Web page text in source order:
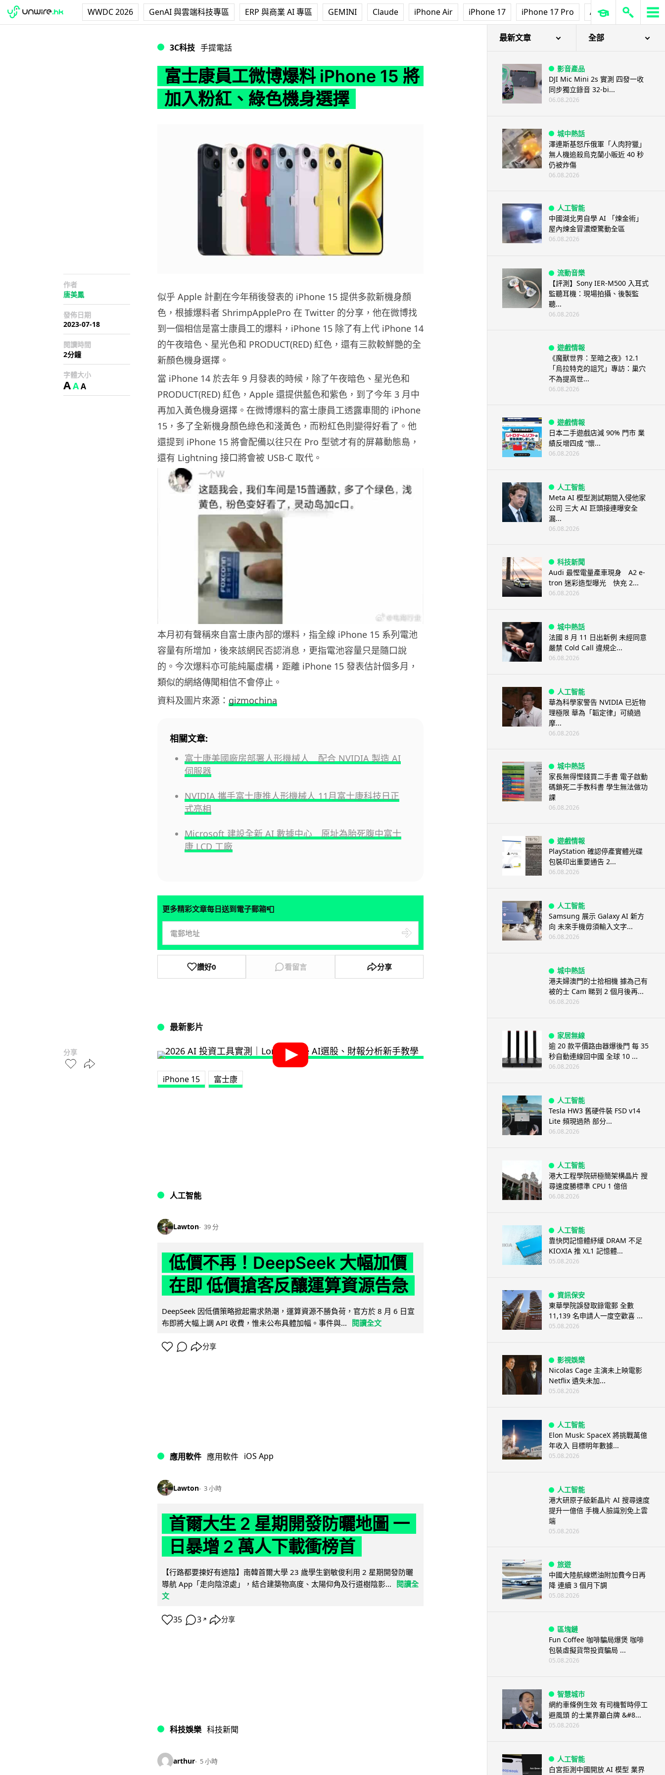
WWDC 2026 GenAI 與雲端科技專區 ERP 與商業 AI 專區 GEMINI Claude iPhone Air iPhone 17 iPhone 17 Pro AirPods Pro 3
3C科技 手提電話
富士康員工微博爆料 iPhone 15 將
加入粉紅、綠色機身選擇
作者
唐美鳳
發佈日期
2023-07-18
閱讀時間
2分鐘
字體大小
AAA
分享
似乎 Apple 計劃在今年稍後發表的 iPhone 15 提供多款新機身顏
色，根據爆料者 ShrimpApplePro 在 Twitter 的分享，他在微博找
到一個相信是富士康員工的爆料，iPhone 15 除了有上代 iPhone 14
的午夜暗色、星光色和 PRODUCT(RED) 紅色，還有三款較鮮艷的全
新顏色機身選擇。
當 iPhone 14 於去年 9 月發表的時候，除了午夜暗色、星光色和
PRODUCT(RED) 紅色，Apple 還提供藍色和紫色，到了今年 3 月中
再加入黃色機身選擇。在微博爆料的富士康員工透露車間的 iPhone
15，多了全新機身顏色綠色和淺黃色，而粉紅色則變得好看了。他
還提到 iPhone 15 將會配備以往只在 Pro 型號才有的屏幕動態島，
還有 Lightning 接口將會被 USB-C 取代。
本月初有聲稱來自富士康內部的爆料，指全線 iPhone 15 系列電池
容量有所增加，後來該網民否認消息，更指電池容量只是隨口說
的。今次爆料亦可能純屬虛構，距離 iPhone 15 發表估計個多月，
類似的網絡傳聞相信不會停止。
資料及圖片來源： gizmochina
相關文章:
富士康美國廠房部署人形機械人 配合 NVIDIA 製造 AI
伺服器
NVIDIA 攜手富士康推人形機械人 11月富士康科技日正
式亮相
Microsoft 建設全新 AI 數據中心 原址為胎死腹中富士
康 LCD 工廠
更多精彩文章每日送到電子郵箱📮
讚好0 看留言 分享
最新影片
iPhone 15 富士康
人工智能
Lawton 39 分
低價不再！DeepSeek 大幅加價
在即 低價搶客反釀運算資源告急
DeepSeek 因低價策略掀起需求熱潮，運算資源不勝負荷，官方於 8 月 6 日宣
布即將大幅上調 API 收費，惟未公布具體加幅。事件與... 閱讀全文
分享
應用軟件 應用軟件 iOS App
Lawton 3 小時
首爾大生 2 星期開發防曬地圖 一
日暴增 2 萬人下載衝榜首
【行路都要揀好有遮陰】南韓首爾大學 23 歲學生劉敏俊利用 2 星期開發防曬
導航 App「走向陰涼處」，結合建築物高度、太陽仰角及行道樹陰影...
閱讀全
文
35 3 ↗ 分享
科技娛樂 科技新聞
arthur 5 小時
最新文章 全部
影音產品
DJI Mic Mini 2s 實測 四發一收
同步獨立錄音 32-bi...
06.08.2026
城中熱話
澤連斯基怒斥俄軍「人肉狩獵」
無人機追殺烏克蘭小販近 40 秒
仍被炸傷
06.08.2026
人工智能
中國湖北男自學 AI 「煉金術」
屋內煉金冒濃煙驚動全區
06.08.2026
流動音樂
【評測】Sony IER-M500 入耳式
監聽耳機：現場拍攝、後製監
聽...
06.08.2026
遊戲情報
《魔獸世界：至暗之夜》12.1
「烏拉特克的詛咒」專訪：巢穴
不為提高世...
06.08.2026
遊戲情報
日本二手遊戲店減 90% 門市 業
績反增四成 “懷...
06.08.2026
人工智能
Meta AI 模型測試期間入侵他家
公司 三大 AI 巨頭接連曝安全
漏...
06.08.2026
科技新聞
Audi 最慳電量產車現身 A2 e-
tron 迷彩造型曝光 快充 2...
06.08.2026
城中熱話
法國 8 月 11 日出新例 未經同意
嚴禁 Cold Call 違規企...
06.08.2026
人工智能
華為科學家警告 NVIDIA 已近物
理極限 華為「韜定律」可繞過
摩...
06.08.2026
城中熱話
家長無得慳錢買二手書 電子啟動
碼鎖死二手教科書 學生無法做功
課
06.08.2026
遊戲情報
PlayStation 確認停產實體光碟
包裝印出重要通告 2...
06.08.2026
人工智能
Samsung 展示 Galaxy AI 新方
向 未來手機毋須輸入文字...
06.08.2026
城中熱話
港夫婦澳門的士拾相機 據為己有
被的士 Cam 睇到 2 個月後再...
06.08.2026
家居無線
逾 20 款平價路由器爆後門 每 35
秒自動連線回中國 全球 10 ...
06.08.2026
人工智能
Tesla HW3 舊硬件裝 FSD v14
Lite 頻現過熱 部分...
06.08.2026
人工智能
港大工程學院研極簡架構晶片 搜
尋速度勝標準 CPU 1 億倍
06.08.2026
人工智能
靠快閃記憶體紓緩 DRAM 不足
KIOXIA 推 XL1 記憶體...
05.08.2026
資訊保安
東華學院誤發取錄電郵 全數
11,139 名申請人一度空歡喜 ...
05.08.2026
影視娛樂
Nicolas Cage 主演未上映電影
Netflix 遺失未加...
05.08.2026
人工智能
Elon Musk: SpaceX 將挑戰萬億
年收入 目標明年數據...
05.08.2026
人工智能
港大研原子級新晶片 AI 搜尋速度
提升一億倍 手機人臉識別免上雲
端
05.08.2026
旅遊
中國大陸航線燃油附加費今日再
降 連續 3 個月下調
05.08.2026
區塊鏈
Fun Coffee 咖啡騙局爆煲 咖啡
包裝虛擬貨幣投資騙局 ...
05.08.2026
智慧城市
網約車條例生效 有司機暫時停工
避風頭 的士業界籲白牌 &#8...
05.08.2026
人工智能
白宮拒測中國開放 AI 模型 業界